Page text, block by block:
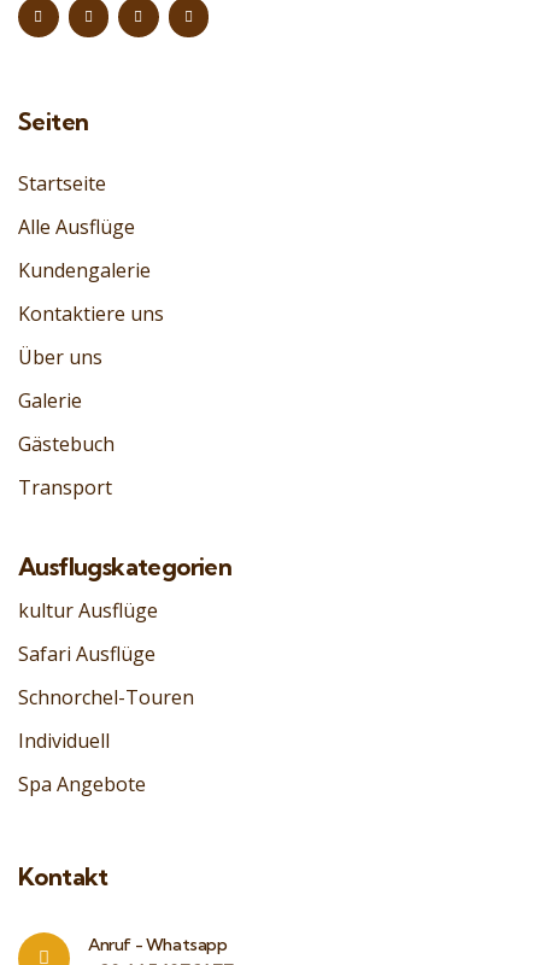
Seiten
Startseite
Alle Ausflüge
Kundengalerie
Kontaktiere uns
Über uns
Galerie
Gästebuch
Transport
Ausflugskategorien
kultur Ausflüge
Safari Ausflüge
Schnorchel-Touren
Individuell
Spa Angebote
Kontakt
Anruf - Whatsapp